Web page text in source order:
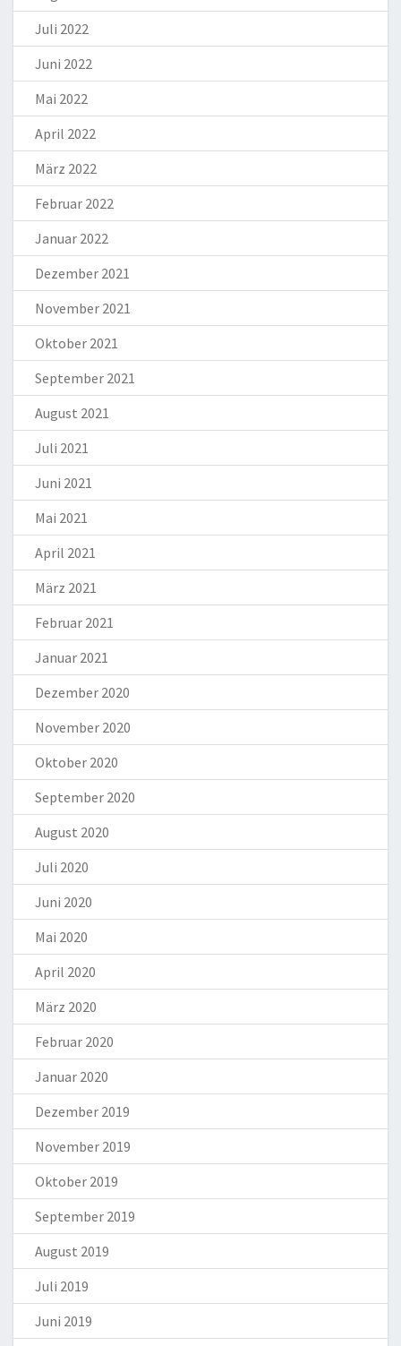
Juli 2022
Juni 2022
Mai 2022
April 2022
März 2022
Februar 2022
Januar 2022
Dezember 2021
November 2021
Oktober 2021
September 2021
August 2021
Juli 2021
Juni 2021
Mai 2021
April 2021
März 2021
Februar 2021
Januar 2021
Dezember 2020
November 2020
Oktober 2020
September 2020
August 2020
Juli 2020
Juni 2020
Mai 2020
April 2020
März 2020
Februar 2020
Januar 2020
Dezember 2019
November 2019
Oktober 2019
September 2019
August 2019
Juli 2019
Juni 2019